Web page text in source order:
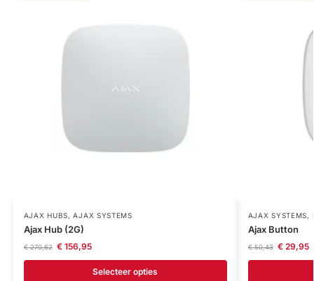
AJAX HUBS,AJAX SYSTEMS
Ajax Hub (2G)
€270,62 €156,95
Selecteer opties
AJAX SYSTEMS,
Ajax Button
€50,43 €29,95